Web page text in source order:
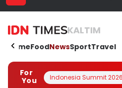
KALTIM
HomeFoodNewsSportTravel
For
You
Indonesia Summit 2026